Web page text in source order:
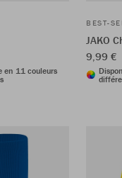
en 11 couleurs
BEST-
JAKO
9,99 €